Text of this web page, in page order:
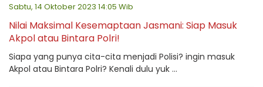
Sabtu, 14 Oktober 2023 14:05 Wib
Nilai Maksimal Kesemaptaan Jasmani: Siap Masuk
Akpol atau Bintara Polri!
Siapa yang punya cita-cita menjadi Polisi? ingin masuk
Akpol atau Bintara Polri? Kenali dulu yuk ...